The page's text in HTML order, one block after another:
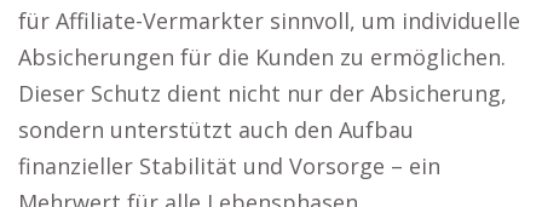
für Affiliate-Vermarkter sinnvoll, um individuelle
Absicherungen für die Kunden zu ermöglichen.
Dieser Schutz dient nicht nur der Absicherung,
sondern unterstützt auch den Aufbau
finanzieller Stabilität und Vorsorge – ein